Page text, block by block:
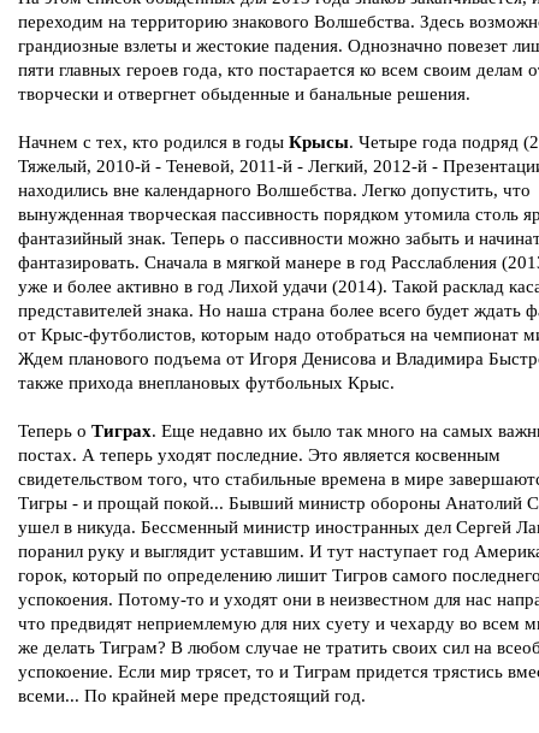
переходим на территорию знакового Волшебства. Здесь
грандиозные взлеты и жестокие падения. Однозначно повезет
пяти главных героев года, кто постарается ко всем своим делам
творчески и отвергнет обыденные и банальные решения.
Начнем с тех, кто родился в годы Крысы. Четыре года подряд
Тяжелый, 2010-й - Теневой, 2011-й - Легкий, 2012-й -
находились вне календарного Волшебства. Легко допустить, что
вынужденная творческая пассивность порядком утомила столь
фантазийный знак. Теперь о пассивности можно забыть и
фантазировать. Сначала в мягкой манере в год Расслабления
уже и более активно в год Лихой удачи (2014). Такой расклад
представителей знака. Но наша страна более всего будет ждать
от Крыс-футболистов, которым надо отобраться на чемпионат
Ждем планового подъема от Игоря Денисова и Владимира
также прихода внеплановых футбольных Крыс.
Теперь о Тиграх. Еще недавно их было так много на самых
постах. А теперь уходят последние. Это является косвенным
свидетельством того, что стабильные времена в мире
Тигры - и прощай покой... Бывший министр обороны Анатолий
ушел в никуда. Бессменный министр иностранных дел Сергей
поранил руку и выглядит уставшим. И тут наступает год
горок, который по определению лишит Тигров самого
успокоения. Потому-то и уходят они в неизвестном для нас
что предвидят неприемлемую для них суету и чехарду во всем
же делать Тиграм? В любом случае не тратить своих сил на
успокоение. Если мир трясет, то и Тиграм придется трястись
всеми... По крайней мере предстоящий год.